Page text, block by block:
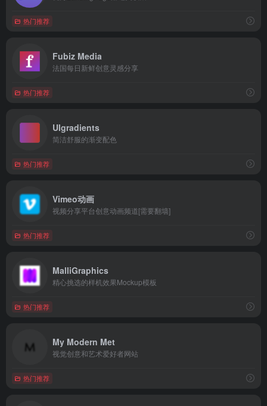
热门推荐
Fubiz Media
法国每日新鲜创意灵感分享
热门推荐
UIgradients
简洁舒服的渐变配色
热门推荐
Vimeo动画
视频分享平台创意动画频道[需要翻墙]
热门推荐
MalliGraphics
精心挑选的样机效果Mockup模板
热门推荐
My Modern Met
视觉创意和艺术爱好者网站
热门推荐